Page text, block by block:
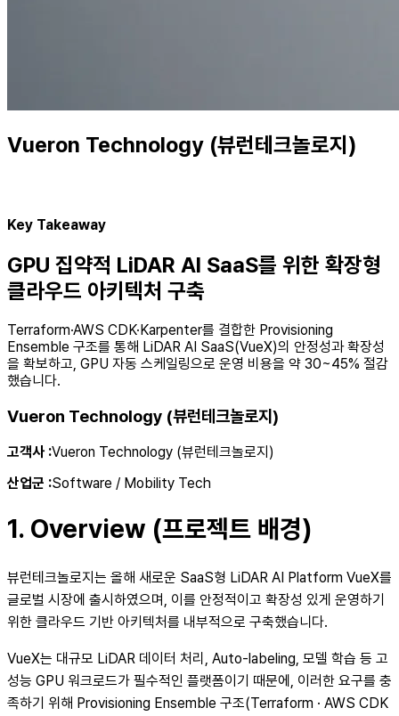
Vueron Technology (뷰런테크놀로지)
Key Takeaway
GPU 집약적 LiDAR AI SaaS를 위한 확장형
클라우드 아키텍처 구축
Terraform·AWS CDK·Karpenter를 결합한 Provisioning
Ensemble 구조를 통해 LiDAR AI SaaS(VueX)의 안정성과 확장성
을 확보하고, GPU 자동 스케일링으로 운영 비용을 약 30~45% 절감
했습니다.
Vueron Technology (뷰런테크놀로지)
고객사:Vueron Technology (뷰런테크놀로지)
산업군 :Software / Mobility Tech
1. Overview (프로젝트 배경)
뷰런테크놀로지는 올해 새로운 SaaS형 LiDAR AI Platform VueX를
글로벌 시장에 출시하였으며, 이를 안정적이고 확장성 있게 운영하기
위한 클라우드 기반 아키텍처를 내부적으로 구축했습니다.
VueX는 대규모 LiDAR 데이터 처리, Auto-labeling, 모델 학습 등 고
성능 GPU 워크로드가 필수적인 플랫폼이기 때문에, 이러한 요구를 충
족하기 위해 Provisioning Ensemble 구조(Terraform · AWS CDK